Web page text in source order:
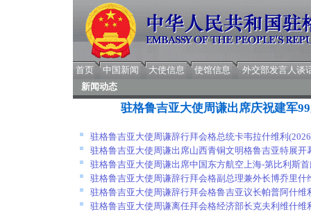
首页 中国新闻 大使信息 使馆信息
外交部发言人谈
新闻动态
驻格鲁吉亚大使周谦出席庆祝建军
驻格鲁吉亚大使周谦辞行拜会格总统卡韦拉什维利
驻格鲁吉亚大使周谦出席山西青铜文明格鲁吉亚特展开
驻格鲁吉亚大使周谦出席中国东方航空上海-第比利斯
驻格鲁吉亚大使周谦辞行拜会格副总理兼外长博乔里什
驻格鲁吉亚大使周谦辞行拜会格鲁吉亚议长帕普阿什维
驻格鲁吉亚大使周谦离任拜会格经济部长克夫利维什维